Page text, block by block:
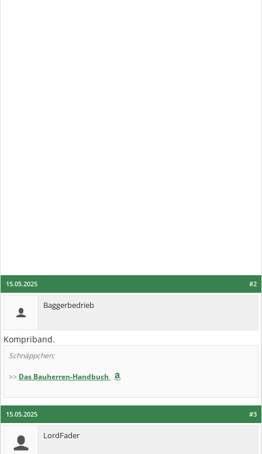
#2
15.05.2025
Baggerbedrieb
Kompriband.
Schnäppchen:
>> Das Bauherren-Handbuch
#3
15.05.2025
LordFader